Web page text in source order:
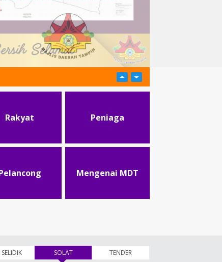
Rakyat Peniaga
Mengenai MDT
SELIDIK SOLAT(tab aktif) TENDER